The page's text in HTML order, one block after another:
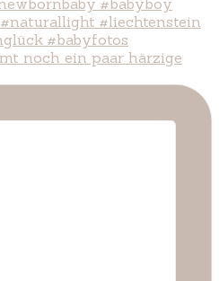
noch ein paar härzige